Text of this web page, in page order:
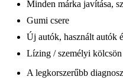
Minden márka javítása,
Gumi csere
Új autók, használt autók
Lízing / személyi
A legkorszerűbb